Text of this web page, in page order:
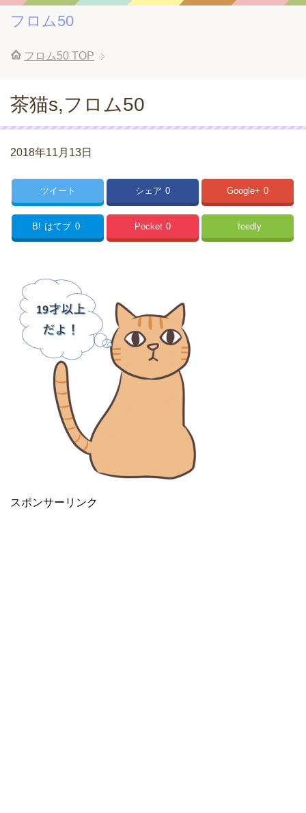
フロム50
フロム50 TOP
茶猫s,フロム50
2018年11月13日
ツイート シェア 0 Google+ 0
B! はてブ 0 Pocket 0 feedly
スポンサーリンク